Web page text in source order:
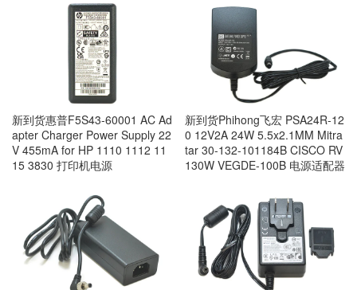
新到货惠普F5S43-60001 AC Ad
apter Charger Power Supply 22
V 455mA for HP 1110 1112 11
15 3830 打印机电源
新到货Phihong飞宏 PSA24R-12
0 12V2A 24W 5.5x2.1MM Mitra
tar 30-132-101184B CISCO RV
130W VEGDE-100B 电源适配器